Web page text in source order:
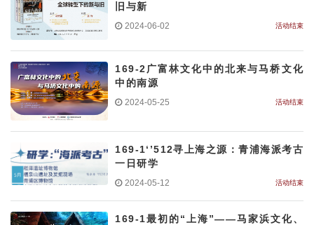
旧与新
2024-06-02 活动结束
169-2广富林文化中的北来与马桥文化
中的南源
2024-05-25 活动结束
169-1‘’512寻上海之源：青浦海派考古
一日研学
2024-05-12 活动结束
169-1最初的“上海”——马家浜文化、